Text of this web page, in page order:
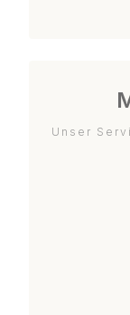
Unser